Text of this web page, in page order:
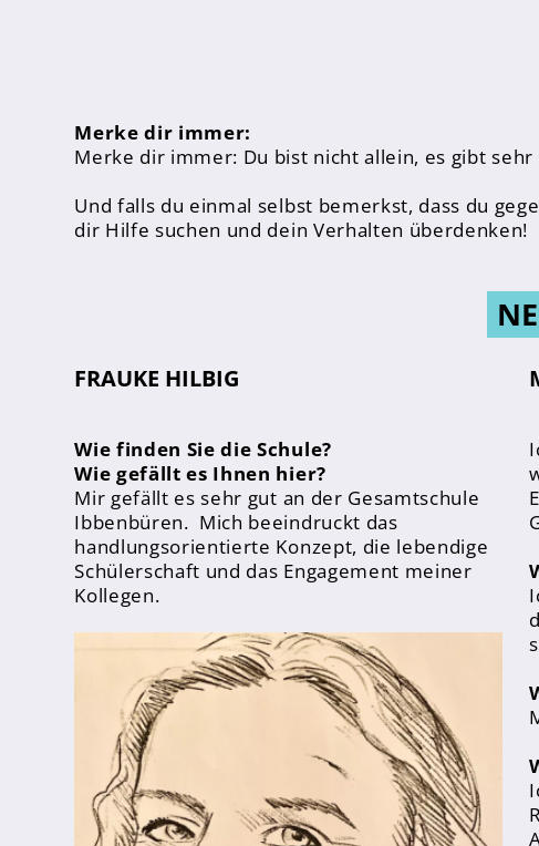
Bilingualer Unterricht
FHR und Abitur
Qualifikationsphase
Fächer
Digitalisierung
Oberstufenteam
Studium und Beruf
Infos & Downloads
Schulprofil
Merke dir immer:
Merke dir immer: Du bist nicht allein, es gibt
Und falls du einmal selbst bemerkst, dass du
dir Hilfe suchen und dein Verhalten überdenken!
FRAUKE HILBIG
Wie finden Sie die Schule?
Wie gefällt es Ihnen hier?
Mir gefällt es sehr gut an der Gesamtschule
Ibbenbüren. Mich beeindruckt das
handlungsorientierte Konzept, die lebendige
Schülerschaft und das Engagement meiner
Kollegen.